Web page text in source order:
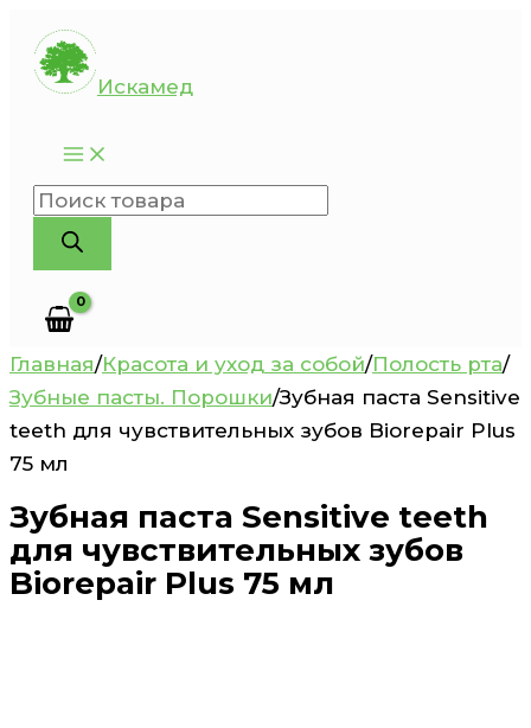
Перейти
содержимому
Искамед
Поиск
товаров
Главная/Красота и уход за собой/Полость рта/
Зубные пасты. Порошки/Зубная паста Sensitive
teeth для чувствительных зубов Biorepair Plus
75 мл
Зубная паста Sensitive teeth
для чувствительных зубов
Biorepair Plus 75 мл